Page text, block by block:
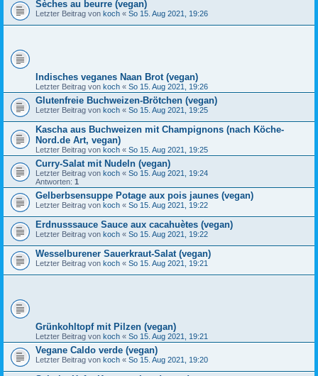
Sèches au beurre (vegan)
Letzter Beitrag von koch « So 15. Aug 2021, 19:26
Indisches veganes Naan Brot (vegan)
Letzter Beitrag von koch « So 15. Aug 2021, 19:26
Glutenfreie Buchweizen-Brötchen (vegan)
Letzter Beitrag von koch « So 15. Aug 2021, 19:25
Kascha aus Buchweizen mit Champignons (nach Köche-
Nord.de Art, vegan)
Letzter Beitrag von koch « So 15. Aug 2021, 19:25
Curry-Salat mit Nudeln (vegan)
Letzter Beitrag von koch « So 15. Aug 2021, 19:24
Antworten: 1
Gelberbsensuppe Potage aux pois jaunes (vegan)
Letzter Beitrag von koch « So 15. Aug 2021, 19:22
Erdnusssauce Sauce aux cacahuètes (vegan)
Letzter Beitrag von koch « So 15. Aug 2021, 19:22
Wesselburener Sauerkraut-Salat (vegan)
Letzter Beitrag von koch « So 15. Aug 2021, 19:21
Grünkohltopf mit Pilzen (vegan)
Letzter Beitrag von koch « So 15. Aug 2021, 19:21
Vegane Caldo verde (vegan)
Letzter Beitrag von koch « So 15. Aug 2021, 19:20